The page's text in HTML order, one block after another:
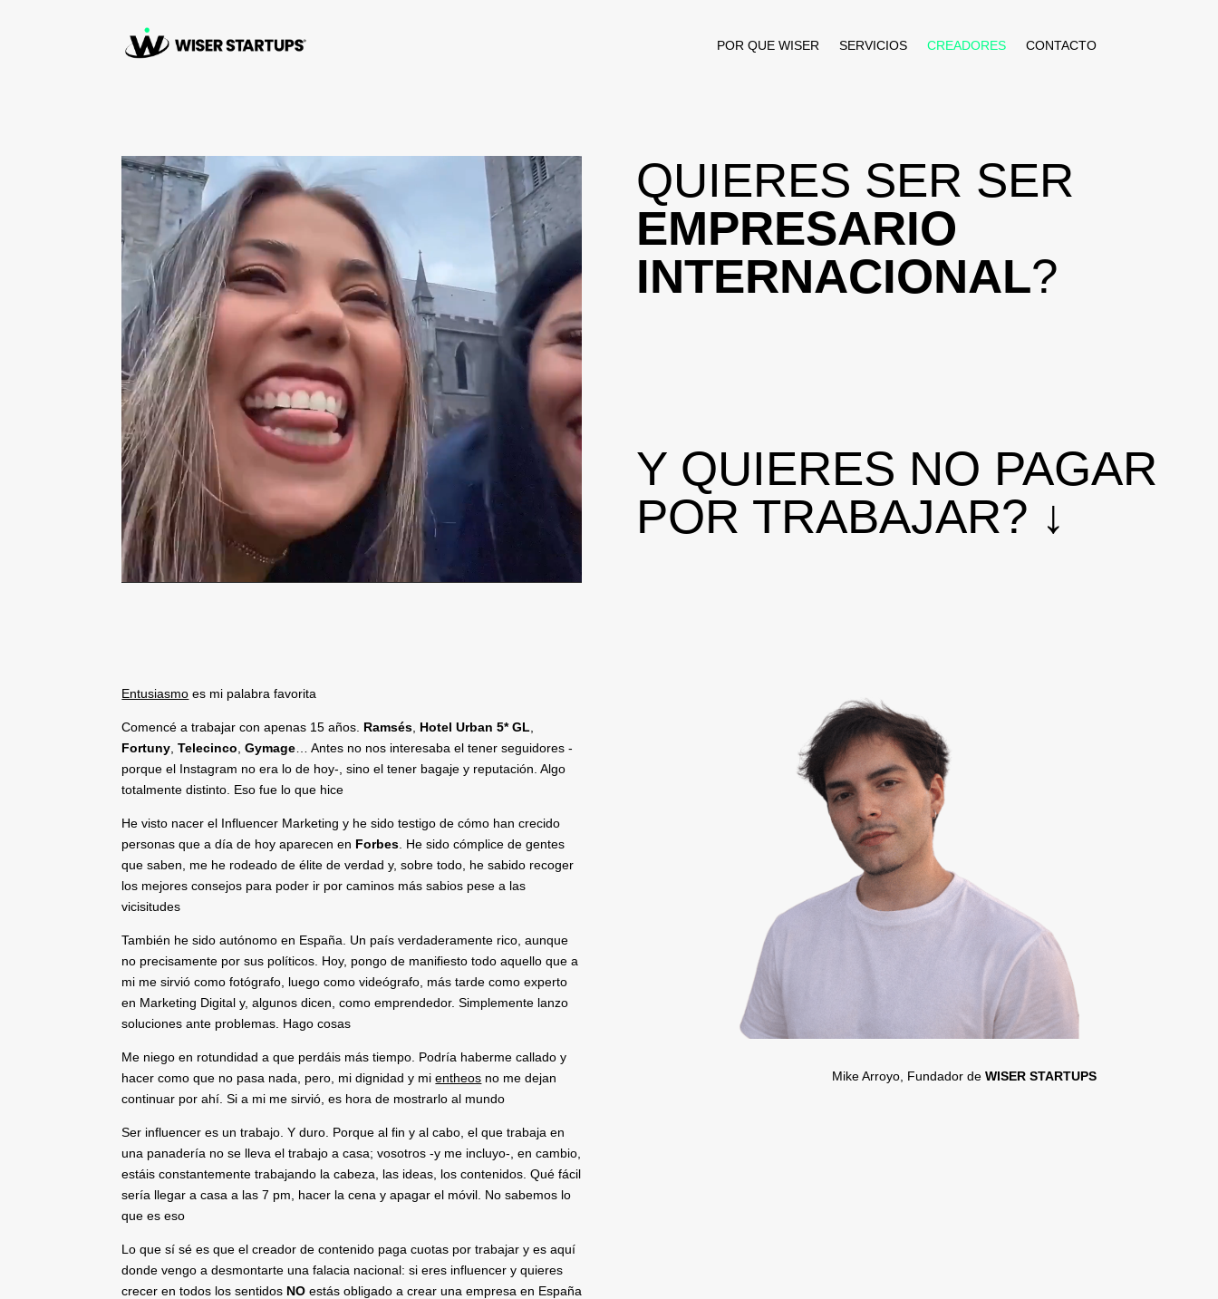
POR QUE WISER SERVICIOS CREADORES CONTACTO
Reproductor de vídeo
QUIERES SER SER
EMPRESARIO
INTERNACIONAL?
Y QUIERES NO PAGAR
POR TRABAJAR? ↓
Entusiasmo es mi palabra favorita
Comencé a trabajar con apenas 15 años. Ramsés Hotel Urban 5* GL
Fortuny ,Telecinco ,Gymage … Antes no nos interesaba el tener seguidores -
porque el Instagram no era lo de hoy-, sino el tener bagaje y reputación. Algo
totalmente distinto. Eso fue lo que hice
He visto nacer el Influencer Marketing y he sido testigo de cómo han crecido
personas que a día de hoy aparecen en Forbes . He sido cómplice de gentes
que saben, me he rodeado de élite de verdad y, sobre todo, he sabido recoger
los mejores consejos para poder ir por caminos más sabios pese a las
vicisitudes
También he sido autónomo en España. Un país verdaderamente rico, aunque
no precisamente por sus políticos. Hoy, pongo de manifiesto todo aquello que a
mi me sirvió como fotógrafo, luego como videógrafo, más tarde como experto
en Marketing Digital y, algunos dicen, como emprendedor. Simplemente lanzo
soluciones ante problemas. Hago cosas
Me niego en rotundidad a que perdáis más tiempo. Podría haberme callado y
hacer como que no pasa nada, pero, mi dignidad y mientheos no me dejan
continuar por ahí. Si a mi me sirvió, es hora de mostrarlo al mundo
Ser influencer es un trabajo. Y duro. Porque al fin y al cabo, el que trabaja en
una panadería no se lleva el trabajo a casa; vosotros -y me incluyo-, en cambio,
estáis constantemente trabajando la cabeza, las ideas, los contenidos. Qué fácil
sería llegar a casa a las 7 pm, hacer la cena y apagar el móvil. No sabemos lo
que es eso
Lo que sí sé es que el creador de contenido paga cuotas por trabajar y es aquí
donde vengo a desmontarte una falacia nacional: si eres influencer y quieres
crecer en todos los sentidos NO estás obligado a crear una empresa en España
Mike Arroyo, Fundador de WISER STARTUPS